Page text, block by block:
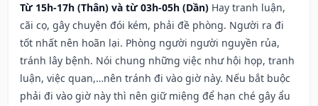
Từ 15h-17h (Thân) và từ 03h-05h (Dần) Hay tranh luận,
cãi cọ, gây chuyện đói kém, phải đề phòng. Người ra đi
tốt nhất nên hoãn lại. Phòng người người nguyền rủa,
tránh lây bệnh. Nói chung những việc như hội họp, tranh
luận, việc quan,…nên tránh đi vào giờ này. Nếu bắt buộc
phải đi vào giờ này thì nên giữ miệng để hạn ché gây ẩu